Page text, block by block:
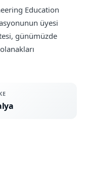
Education
üyesi
günümüzde